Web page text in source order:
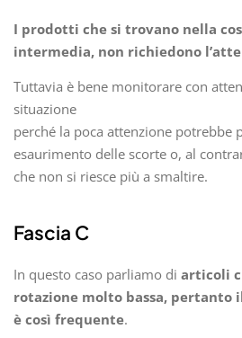
I prodotti che si trovano nella
intermedia, non richiedono
Tuttavia è bene monitorare con
situazione
perché la poca attenzione potrebbe
esaurimento delle scorte o, al
che non si riesce più a smaltire.
Fascia C
In questo caso parliamo di articoli
rotazione molto bassa, pertanto
è così frequente.